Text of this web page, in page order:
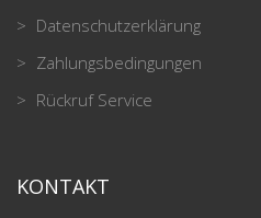
Datenschutzerklärung
Zahlungsbedingungen
Rückruf Service
KONTAKT